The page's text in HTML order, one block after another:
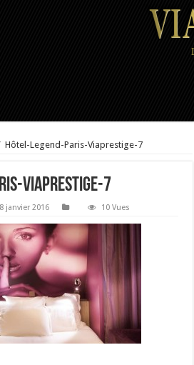
Hôtel-Legend-Paris-Viaprestige-7
Viaprestige-7
janvier 2016 10 Vues